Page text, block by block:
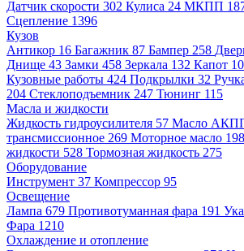
Датчик скорости 302 Кулиса 24 МКПП
Сцепление 1396
Кузов
Антикор 16 Багажник 87 Бампер 258
Днище 43 Замки 458 Зеркала 132 Капот
Кузовные работы 424 Подкрылки 32
204 Стеклоподъемник 247 Тюнинг 115
Масла и жидкости
Жидкость гидроусилителя 57 Масло
трансмиссионное 269 Моторное масло
жидкости 528 Тормозная жидкость 275
Оборудование
Инструмент 37 Компрессор 95
Освещение
Лампа 679 Противотуманная фара 191
Фара 1210
Охлаждение и отопление